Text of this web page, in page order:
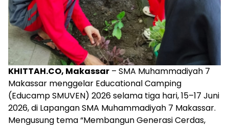
KHITTAH.CO, Makassar – SMA Muhammadiyah 7
Makassar menggelar Educational Camping
(Educamp SMUVEN) 2026 selama tiga hari, 15–17 Juni
2026, di Lapangan SMA Muhammadiyah 7 Makassar.
Mengusung tema “Membangun Generasi Cerdas,